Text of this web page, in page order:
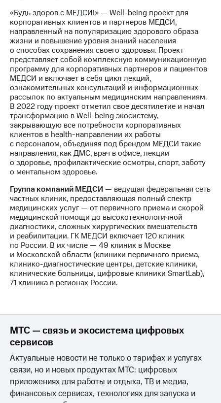
«Будь здоров с МЕДСИ!» — Well-being проект для
корпоративных клиентов и партнеров МЕДСИ,
направленный на популяризацию здорового образа
жизни и повышение уровня знаний населения
о способах сохранения своего здоровья. Проект
представляет собой комплексную коммуникационную
программу для корпоративных партнеров и пациентов
МЕДСИ и включает в себя цикл лекций,
ознакомительных консультаций и информационных
рассылок по актуальным медицинским направлениям.
В 2022 году проект отметил свое десятилетие и начал
трансформацию в Well-being экосистему,
закрывающую все потребности корпоративных
клиентов в health-направлении их работы
с персоналом, объединяя под брендом МЕДСИ такие
направления, как ДМС, врач в офисе, лекции
о здоровье, профилактические осмотры, спорт, заботу
о ментальном здоровье.
Группа компаний МЕДСИ — ведущая федеральная сеть
частных клиник, предоставляющая полный спектр
медицинских услуг — от первичного приема и скорой
медицинской помощи до высокотехнологичной
диагностики, сложных хирургических вмешательств
и реабилитации. ГК МЕДСИ включает 120 клиник
по России. В их числе — 49 клиник в Москве
и Московской области (клиники первичного приема,
клинико-диагностические центры, детские клиники,
клинические больницы, цифровые клиники SmartLab),
71 клиника в регионах России.
МТС — связь и экосистема цифровых
сервисов
Актуальные новости не только о тарифах и услугах
связи, но и новых продуктах МТС: цифровых
приложениях для работы и отдыха, ТВ и медиа,
финансовых сервисах, технологиях для запуска и